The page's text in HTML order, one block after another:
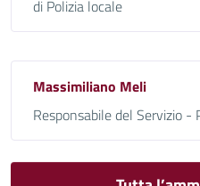
di Polizia locale
Massimiliano Meli
Responsabile del Servizio -